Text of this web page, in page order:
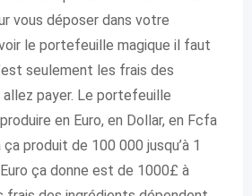
vous déposer dans votre
le portefeuille magique il faut
seulement les frais des
payer. Le portefeuille
en Euro, en Dollar, en Fcfa
produit de 100 000 jusqu’à 1
ça donne est de 1000£ à